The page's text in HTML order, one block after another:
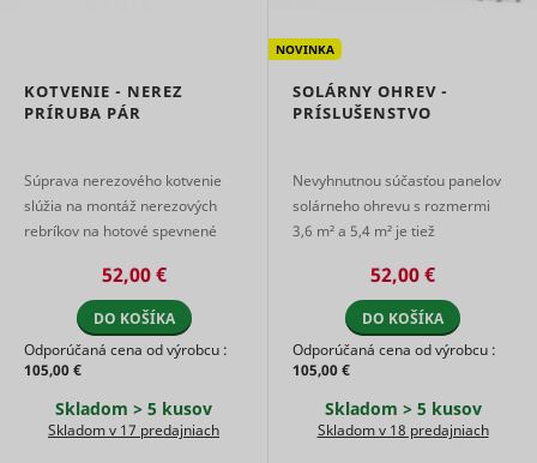
KOTVENIE - NEREZ
PRÍRUBA PÁR
Súprava nerezového kotvenie
slúžia na montáž nerezových
rebríkov na hotové spevnené
betónovanie štandardných
kotiev. Určené pre ...
52,00 €
DO KOŠÍKA
Odporúčaná cena od výrobcu :
105,00 €
Skladom > 5 kusov
Skladom v 17 predajniach
NOVINKA
SOLÁRNY OHREV -
PRÍSLUŠENSTVO
Nevyhnutnou súčasťou panelov
solárneho ohrevu s rozmermi
3,6 m² a 5,4 m² je tiež
pripojenie panelu s bazénovým
52,00 €
DO KOŠÍKA
Odporúčaná cena od výrobcu :
105,00 €
Skladom > 5 kusov
Skladom v 18 predajniach